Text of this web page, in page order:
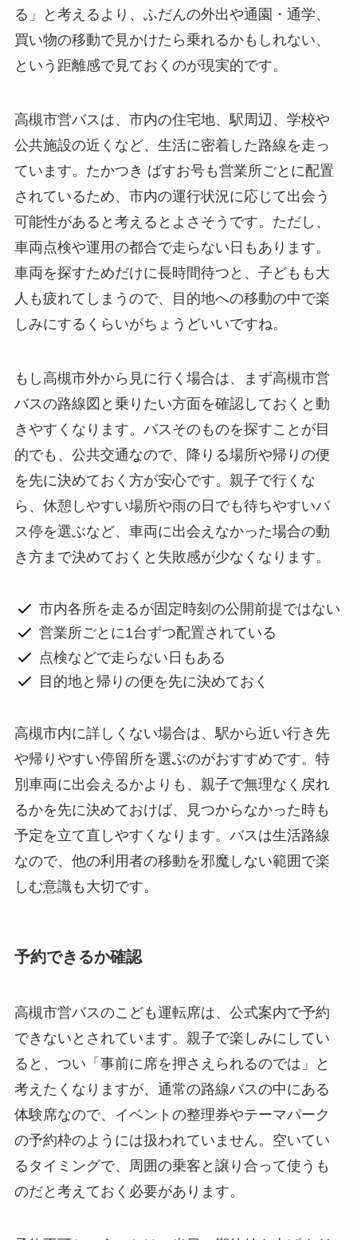
る」と考えるより、ふだんの外出や通園・通学、
買い物の移動で見かけたら乗れるかもしれない、
という距離感で見ておくのが現実的です。
高槻市営バスは、市内の住宅地、駅周辺、学校や
公共施設の近くなど、生活に密着した路線を走っ
ています。たかつき ばすお号も営業所ごとに配置
されているため、市内の運行状況に応じて出会う
可能性があると考えるとよさそうです。ただし、
車両点検や運用の都合で走らない日もあります。
車両を探すためだけに長時間待つと、子どもも大
人も疲れてしまうので、目的地への移動の中で楽
しみにするくらいがちょうどいいですね。
もし高槻市外から見に行く場合は、まず高槻市営
バスの路線図と乗りたい方面を確認しておくと動
きやすくなります。バスそのものを探すことが目
的でも、公共交通なので、降りる場所や帰りの便
を先に決めておく方が安心です。親子で行くな
ら、休憩しやすい場所や雨の日でも待ちやすいバ
ス停を選ぶなど、車両に出会えなかった場合の動
き方まで決めておくと失敗感が少なくなります。
市内各所を走るが固定時刻の公開前提ではない
営業所ごとに1台ずつ配置されている
点検などで走らない日もある
目的地と帰りの便を先に決めておく
高槻市内に詳しくない場合は、駅から近い行き先
や帰りやすい停留所を選ぶのがおすすめです。特
別車両に出会えるかよりも、親子で無理なく戻れ
るかを先に決めておけば、見つからなかった時も
予定を立て直しやすくなります。バスは生活路線
なので、他の利用者の移動を邪魔しない範囲で楽
しむ意識も大切です。
予約できるか確認
高槻市営バスのこども運転席は、公式案内で予約
できないとされています。親子で楽しみにしてい
ると、つい「事前に席を押さえられるのでは」と
考えたくなりますが、通常の路線バスの中にある
体験席なので、イベントの整理券やテーマパーク
の予約枠のようには扱われていません。空いてい
るタイミングで、周囲の乗客と譲り合って使うも
のだと考えておく必要があります。